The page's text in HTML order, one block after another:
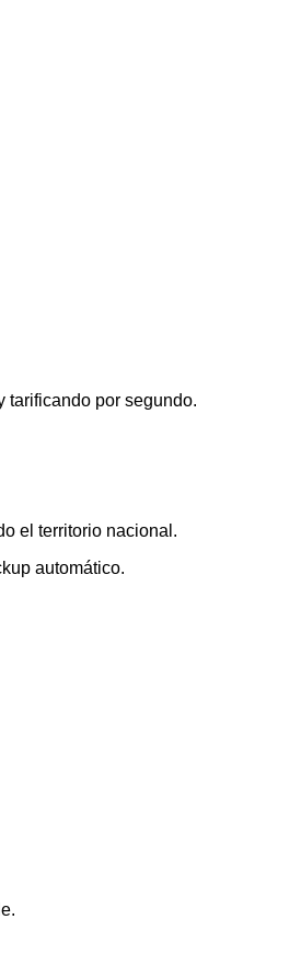
tarificando por segundo.
el territorio nacional.
automático.